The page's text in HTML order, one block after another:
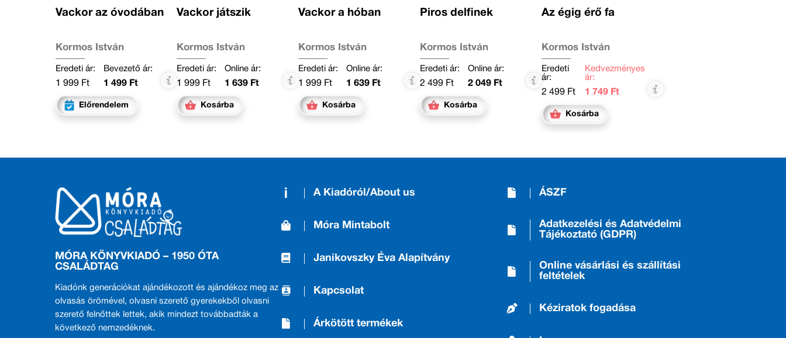
Vackor az óvodában
Kormos István
Eredeti ár:
1 999 Ft
Bevezető ár:
1 499 Ft
Előrendelem
Vackor játszik
Kormos István
Eredeti ár:
1 999 Ft
Online ár:
1 639 Ft
Kosárba
Vackor a hóban
Kormos István
Eredeti ár:
1 999 Ft
Online ár:
1 639 Ft
Kosárba
Piros delfinek
Kormos István
Eredeti ár:
2 499 Ft
Online ár:
2 049 Ft
Kosárba
Az égig érő fa
Kormos István
Eredeti
ár:
2 499 Ft
Kedvezményes
ár:
1 749 Ft
Kosárba
MÓRA KÖNYVKIADÓ – 1950 ÓTA
CSALÁDTAG
Kiadónk generációkat ajándékozott és ajándékoz meg az
olvasás örömével, olvasni szerető gyerekekből olvasni
szerető felnőttek lettek, akik mindezt továbbadták a
következő nemzedéknek.
A Kiadóról/About us
Móra Mintabolt
Janikovszky Éva Alapítvány
Kapcsolat
Árkötött termékek
ÁSZF
Adatkezelési és Adatvédelmi
Tájékoztató (GDPR)
Online vásárlási és szállítási
feltételek
Kéziratok fogadása